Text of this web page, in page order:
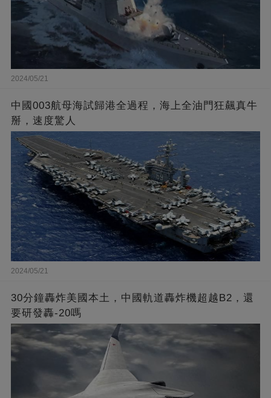
2024/05/21
中國003航母海試歸港全過程，海上全油門狂飆真牛
掰，速度驚人
2024/05/21
30分鐘轟炸美國本土，中國軌道轟炸機超越B2，還
要研發轟-20嗎